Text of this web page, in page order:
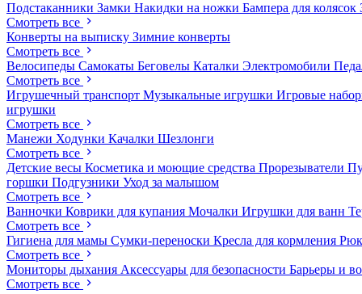
Подстаканники Замки Накидки на ножки Бампера для колясок
Смотреть все
Конверты на выписку Зимние конверты
Смотреть все
Велосипеды Самокаты Беговелы Каталки Электромобили
Смотреть все
Игрушечный транспорт Музыкальные игрушки Игровые
игрушки
Смотреть все
Манежи Ходунки Качалки Шезлонги
Смотреть все
Детские весы Косметика и моющие средства Прорезыватели
горшки Подгузники Уход за малышом
Смотреть все
Ванночки Коврики для купания Мочалки Игрушки для ванн
Смотреть все
Гигиена для мамы Сумки-переноски Кресла для кормления
Смотреть все
Мониторы дыхания Аксессуары для безопасности Барьеры и
Смотреть все